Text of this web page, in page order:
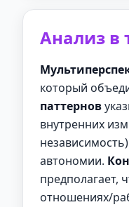
Анализ в
который
паттернов
внутренних
автономии.
предполагает,
отношениях/